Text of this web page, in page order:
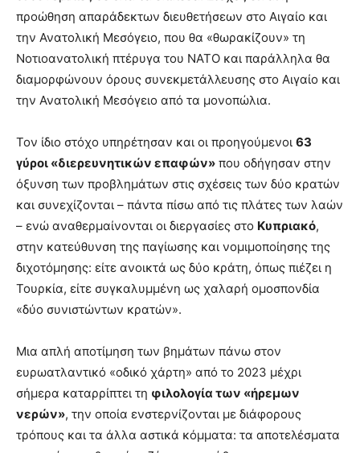
προώθηση απαράδεκτων διευθετήσεων στο Αιγαίο και
την Ανατολική Μεσόγειο, που θα «θωρακίζουν» τη
Νοτιοανατολική πτέρυγα του ΝΑΤΟ και παράλληλα θα
διαμορφώνουν όρους συνεκμετάλλευσης στο Αιγαίο και
την Ανατολική Μεσόγειο από τα μονοπώλια.
Τον ίδιο στόχο υπηρέτησαν και οι προηγούμενοι 63
γύροι «διερευνητικών επαφών» που οδήγησαν στην
όξυνση των προβλημάτων στις σχέσεις των δύο κρατών
και συνεχίζονται – πάντα πίσω από τις πλάτες των λαών
– ενώ αναθερμαίνονται οι διεργασίες στο Κυπριακό,
στην κατεύθυνση της παγίωσης και νομιμοποίησης της
διχοτόμησης: είτε ανοικτά ως δύο κράτη, όπως πιέζει η
Τουρκία, είτε συγκαλυμμένη ως χαλαρή ομοσπονδία
«δύο συνιστώντων κρατών».
Μια απλή αποτίμηση των βημάτων πάνω στον
ευρωατλαντικό «οδικό χάρτη» από το 2023 μέχρι
σήμερα καταρρίπτει τη φιλολογία των «ήρεμων
νερών», την οποία ενστερνίζονται με διάφορους
τρόπους και τα άλλα αστικά κόμματα: τα αποτελέσματα